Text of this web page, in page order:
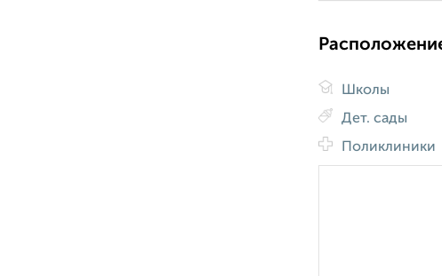
Школы
Дет. сады
Поликлиники